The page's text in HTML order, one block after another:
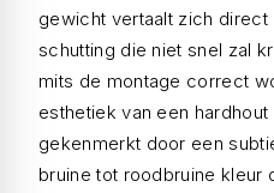
gewicht vertaalt zich
schutting die niet snel zal
mits de montage correct
esthetiek van een
gekenmerkt door een
bruine tot roodbruine kleur